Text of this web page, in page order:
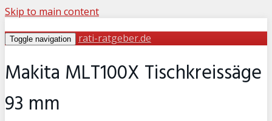
Skip to main content
Toggle navigation rati-ratgeber.de
Makita MLT100X Tischkreissäge
93 mm